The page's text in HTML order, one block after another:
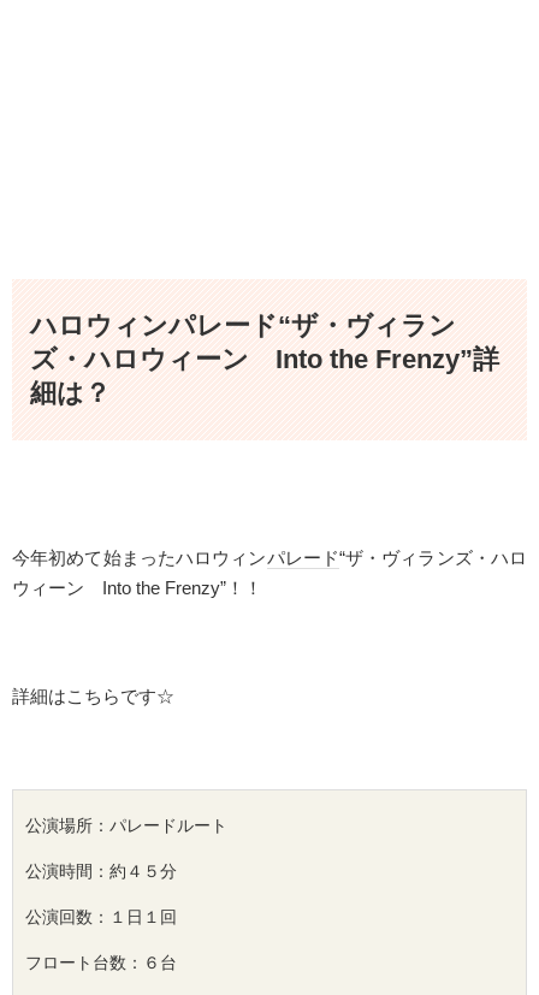
ハロウィンパレード“ザ・ヴィラン
ズ・ハロウィーン Into the Frenzy”詳
細は？
今年初めて始まったハロウィンパレード“ザ・ヴィランズ・ハロ
ウィーン Into the Frenzy”！！
詳細はこちらです☆
公演場所： パレード ルート
公演時間：約４５分
公演回数：１日１回
フロート 台数：６台